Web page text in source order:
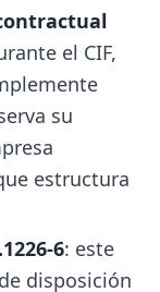
el CIF,
su
estructura
6: este
disposición